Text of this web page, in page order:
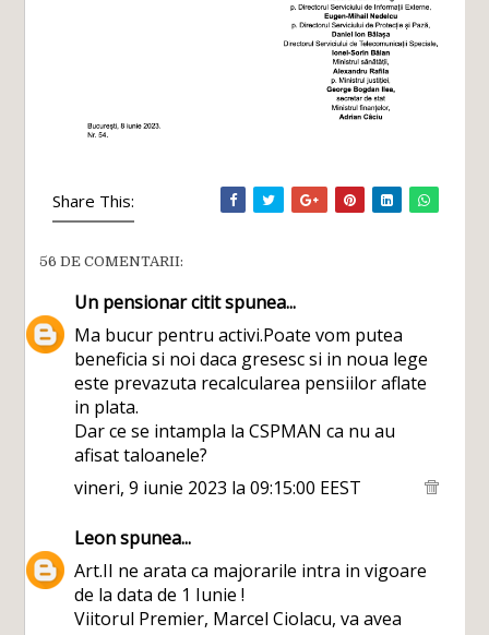
Share This:
56 DE COMENTARII:
Un pensionar cititspunea...
Ma bucur pentru activi.Poate vom putea
beneficia si noi daca gresesc si in noua lege
este prevazuta recalcularea pensiilor aflate
in plata.
Dar ce se intampla la CSPMAN ca nu au
afisat taloanele?
vineri, 9 iunie 2023 la 09:15:00 EEST
Leonspunea...
Art.II ne arata ca majorarile intra in vigoare
de la data de 1 Iunie !
Viitorul Premier, Marcel Ciolacu, va avea